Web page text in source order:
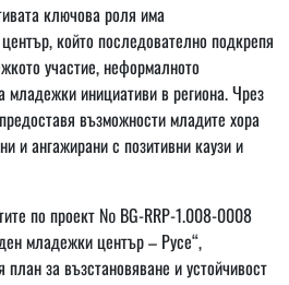
ключова роля има
който последователно подкрепя
участие, неформалното
младежки инициативи в региона. Чрез
възможности младите хора
и ангажирани с позитивни каузи и
по проект № BG-RRP-1.008-0008
младежки център – Русе“,
за възстановяване и устойчивост